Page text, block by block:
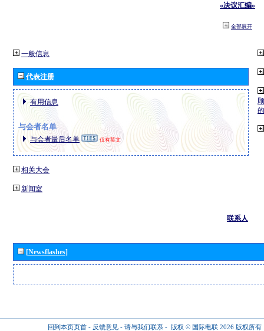
«决议汇编»
全部展开
一般信息
代表注册
有用信息
与会者名单
与会者最后名单 仅有英文
相关大会
新闻室
联系人
[Newsflashes]
回到本页页首 - 反馈意见 - 请与我们联系 - 版权 © 国际电联 2026 版权所有